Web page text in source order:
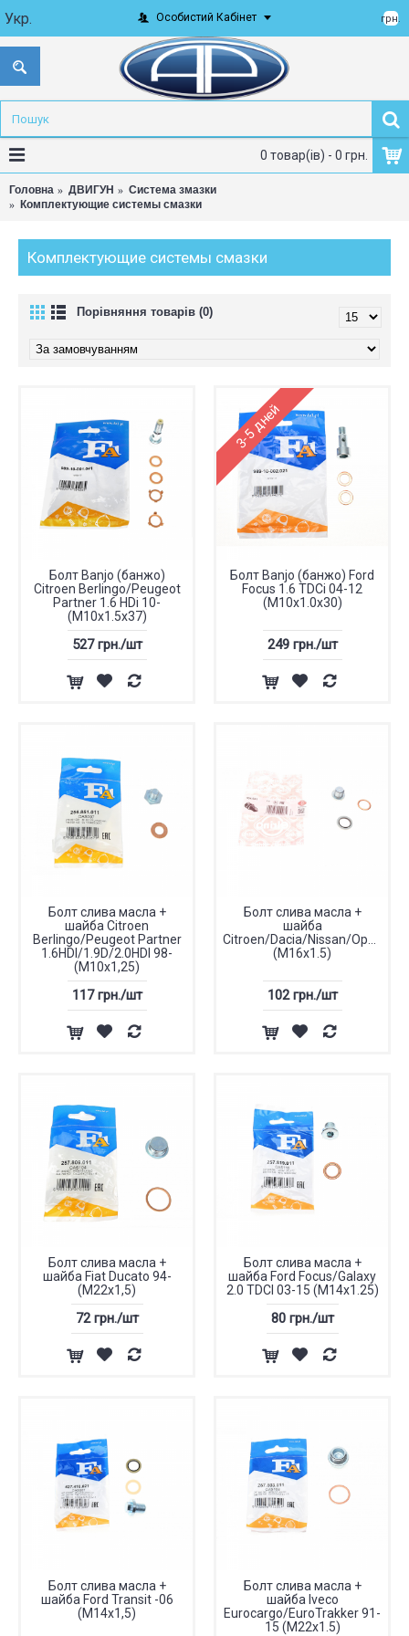
Укр. грн.
Особистий Кабінет
0 товар(ів) - 0 грн.
Головна ДВИГУН
Система змазки
Комплектующие системы смазки
Комплектующие системы смазки
Порівняння товарів (0)
Болт Banjo (банжо)
Citroen Berlingo/Peugeot
Partner 1.6 HDi 10-
(M10x1.5x37)
527 грн./шт
3-5 дней
Болт Banjo (банжо) Ford
Focus 1.6 TDCi 04-12
(M10x1.0x30)
249 грн./шт
Болт слива масла +
шайба Citroen
Berlingo/Peugeot Partner
1.6HDI/1.9D/2.0HDI 98-
(M10x1,25)
117 грн./шт
Болт слива масла +
шайба
Citroen/Dacia/Nissan/Opel/
(M16x1.5)
102 грн./шт
Болт слива масла +
шайба Fiat Ducato 94-
(M22x1,5)
72 грн./шт
Болт слива масла +
шайба Ford Focus/Galaxy
2.0 TDCI 03-15 (M14x1.25)
80 грн./шт
Болт слива масла +
шайба Ford Transit -06
(M14x1,5)
Болт слива масла +
шайба Iveco
Eurocargo/EuroTrakker 91-
15 (M22x1.5)